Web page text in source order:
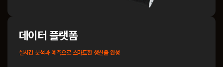
데이터 플랫폼
실시간 분석과 예측으로 스마트한 생산을 완성